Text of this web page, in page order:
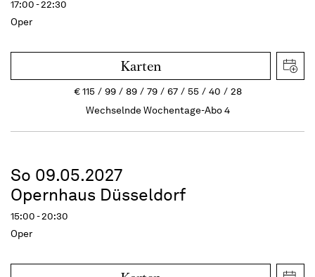
17:00 - 22:30
Oper
Karten
€115 99 89 79 67 55 40
28
Wechselnde Wochentage-Abo 4
So 09.05.2027
Opernhaus Düsseldorf
15:00 - 20:30
Oper